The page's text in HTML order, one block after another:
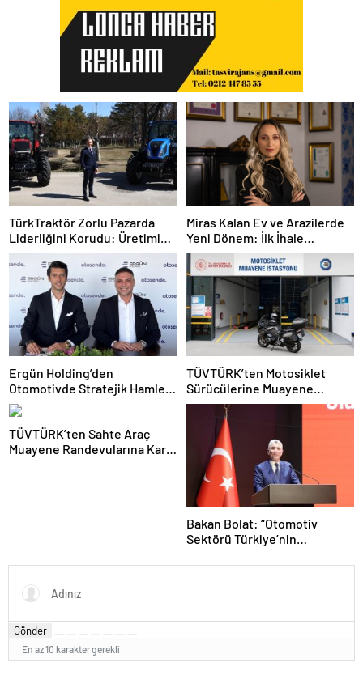
TürkTraktör Zorlu Pazarda
Liderliğini Korudu: Üretimin
Yüzde 58’ini, İhracatın Yüzde
74’ünü Karşıladı
Miras Kalan Ev ve Arazilerde
Yeni Dönem: İlk İhale
Mirasçılara Ayrıldı
Ergün Holding’den
Otomotivde Stratejik Hamle:
Otosende’yi Bünyesine Kattı
TÜVTÜRK’ten Motosiklet
Sürücülerine Muayene
Uyarısı: Güvenli Sürüş İçin
Teknik Kontrolleri İhmal
Etmeyin
TÜVTÜRK’ten Sahte Araç
Muayene Randevularına Karşı
Bakan Bolat: “Otomotiv
Sektörü Türkiye’nin
Olmayı Sürdürüyor”
Gönder
En az 10 karakter gerekli